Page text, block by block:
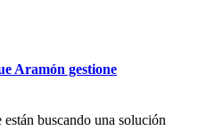
Aramón gestione